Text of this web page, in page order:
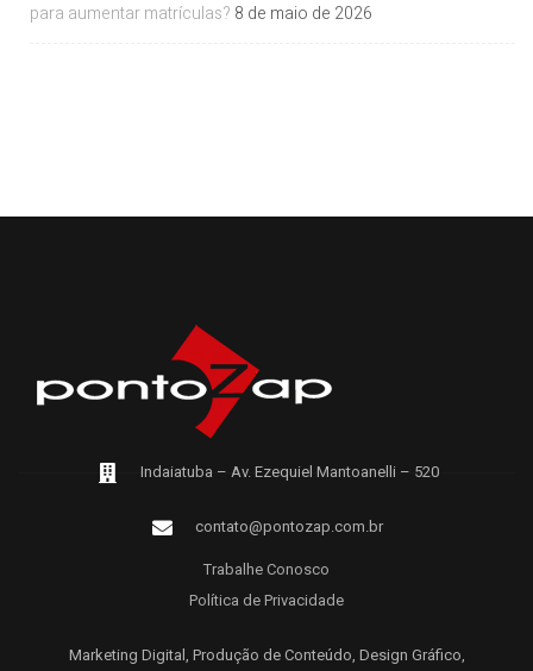
para aumentar matrículas? 8 de maio de 2026
Indaiatuba – Av. Ezequiel Mantoanelli – 520
contato@pontozap.com.br
Trabalhe Conosco
Política de Privacidade
Marketing Digital, Produção de Conteúdo, Design Gráfico,